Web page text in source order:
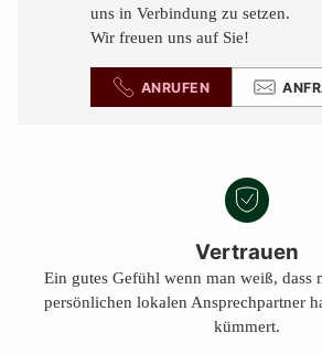
uns in Verbindung zu setzen.
Wir freuen uns auf Sie!
ANRUFEN
Vertrauen
Ein gutes Gefühl wenn man weiß, dass
persönlichen lokalen Ansprechpartner
kümmert.